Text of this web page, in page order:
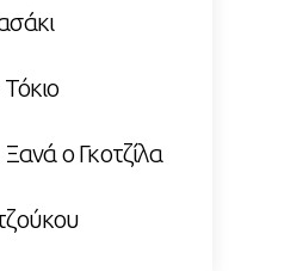
ο Γκοτζίλα